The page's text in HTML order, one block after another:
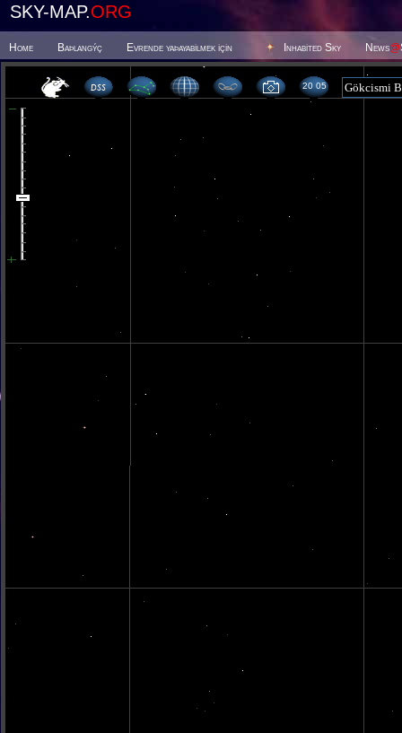
SKY-MAP.ORG
Home Baþlangýç Evrende yaþayabilmek için Inhabited Sky News@
20 05